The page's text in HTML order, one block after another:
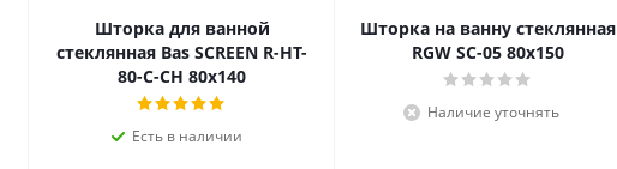
Шторка для ванной
стеклянная Bas SCREEN R-HT-
80-C-CH 80х140
Есть в наличии
Шторка на ванну стеклянная
RGW SC-05 80х150
Наличие уточнять